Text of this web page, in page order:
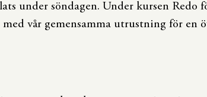
under söndagen. Under kursen Redo
vår gemensamma utrustning för